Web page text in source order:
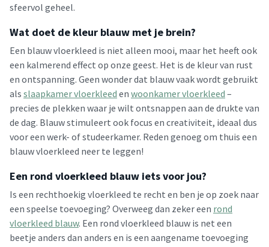
sfeervol geheel.
Wat doet de kleur blauw met je brein?
Een blauw vloerkleed is niet alleen mooi, maar het heeft ook
een kalmerend effect op onze geest. Het is de kleur van rust
en ontspanning. Geen wonder dat blauw vaak wordt gebruikt
als slaapkamer vloerkleed en woonkamer vloerkleed –
precies de plekken waar je wilt ontsnappen aan de drukte van
de dag. Blauw stimuleert ook focus en creativiteit, ideaal dus
voor een werk- of studeerkamer. Reden genoeg om thuis een
blauw vloerkleed neer te leggen!
Een rond vloerkleed blauw iets voor jou?
Is een rechthoekig vloerkleed te recht en ben je op zoek naar
een speelse toevoeging? Overweeg dan zeker een rond
vloerkleed blauw. Een rond vloerkleed blauw is net een
beetje anders dan anders en is een aangename toevoeging